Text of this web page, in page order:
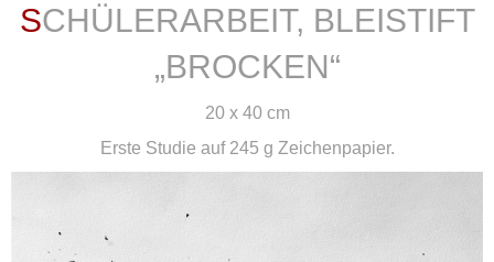
SCHÜLERARBEIT, BLEISTIFT
„BROCKEN“
20 x 40 cm
Erste Studie auf 245 g Zeichenpapier.